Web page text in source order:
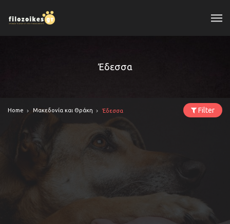
Έδεσσα
Home Μακεδονία και Θράκη Έδεσσα Filter